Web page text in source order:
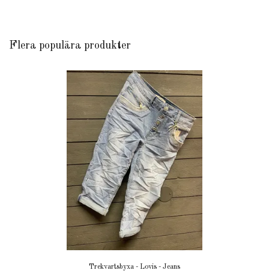
Flera populära produkter
Trekvartsbyxa - Lovis - Jeans